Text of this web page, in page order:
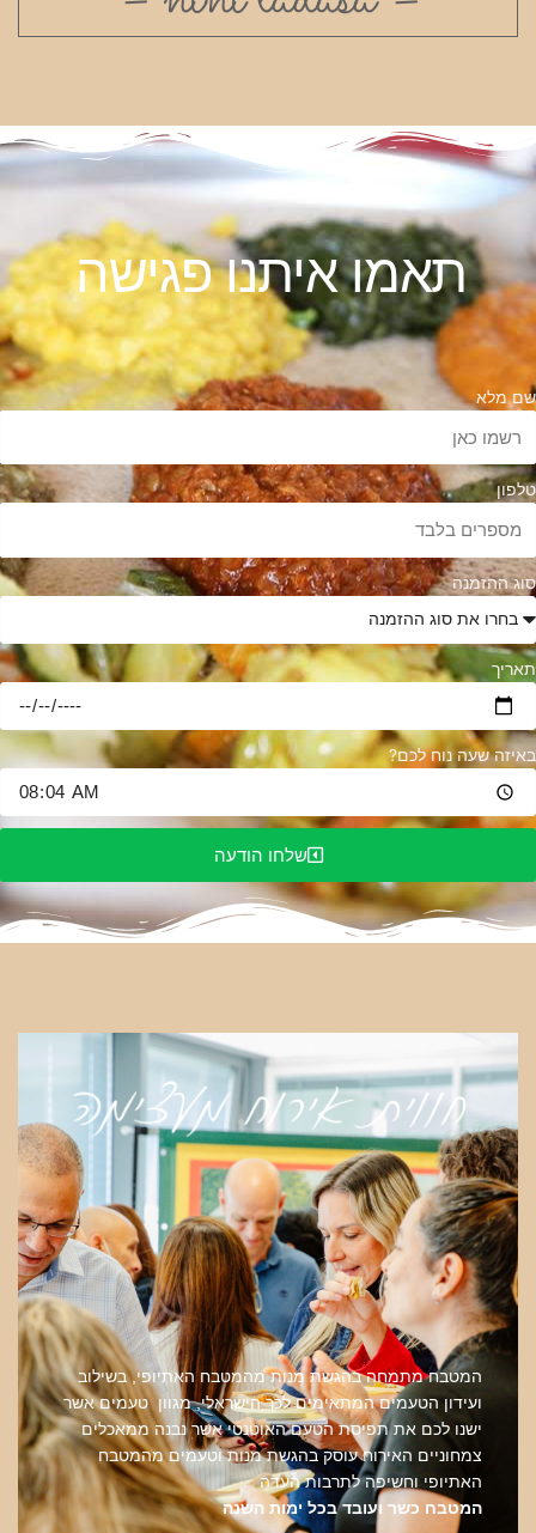
תאמו איתנו פגישה
מלא
ההזמנה
שעה נוח לכם?
שלחו הודעה
המטבח מתמחה בהגשת מנות מהמטבח האתיופי, בשילוב
ועידון הטעמים המתאימים לכך הישראלי,מגוון טעמים אשר
ישנו לכם את תפיסת הטעם האוטנטי אשר נבנה ממאכלים
צמחוניים האירוח עוסק בהגשת מנות וטעמים מהמטבח
האתיופי וחשיפה לתרבות העדה
המטבח כשר ועובד בכל ימות השנה